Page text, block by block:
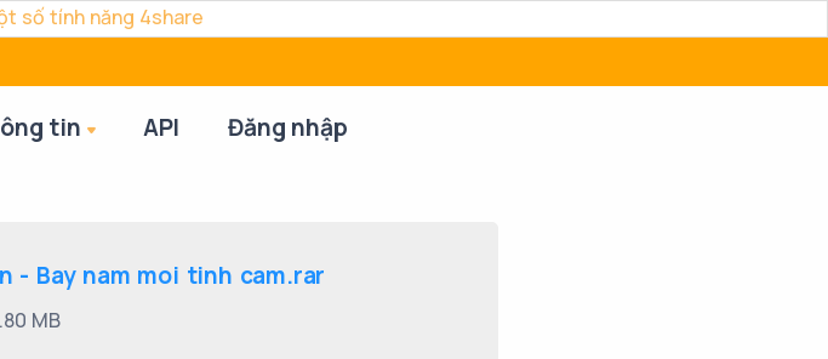
số tính năng 4share
tin API Đăng nhập
- Bay nam moi tinh cam.rar
MB